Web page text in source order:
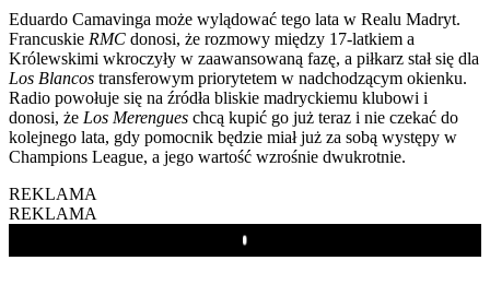
Eduardo Camavinga może wylądować tego lata w Realu Madryt.
Francuskie RMC donosi, że rozmowy między 17-latkiem a
Królewskimi wkroczyły w zaawansowaną fazę, a piłkarz stał się dla
Los Blancos transferowym priorytetem w nadchodzącym okienku.
Radio powołuje się na źródła bliskie madryckiemu klubowi i
donosi, że Los Merengues chcą kupić go już teraz i nie czekać do
kolejnego lata, gdy pomocnik będzie miał już za sobą występy w
Champions League, a jego wartość wzrośnie dwukrotnie.
REKLAMA
REKLAMA
Play